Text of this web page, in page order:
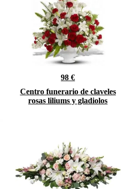
98 €
Centro funerario de claveles
rosas liliums y gladiolos